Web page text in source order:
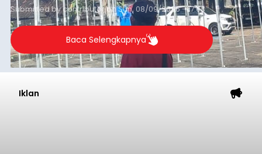
Submitted bycontributoronSun, 08/09/2026 - 17:08
Baca Selengkapnya
Iklan